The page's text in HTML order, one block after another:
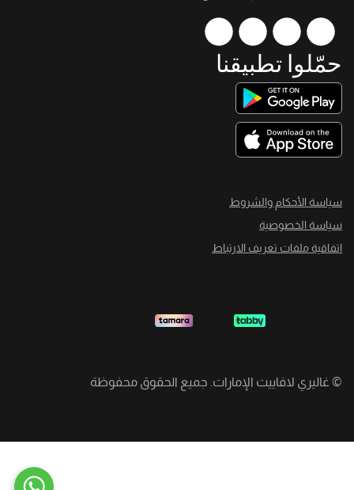
حمّلوا تطبيقنا
سياسة الأحكام والشروط
سياسة الخصوصية
اتفاقية ملفات تعريف الارتباط
© غاليري لافاييت الإمارات. جميع الحقوق محفوظة